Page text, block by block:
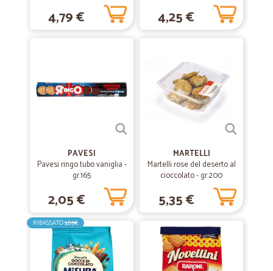
4,79 € 4,25 €
PAVESI
Pavesi ringo tubo vaniglia -
gr.165
2,05 €
MARTELLI
Martelli rose del deserto al
cioccolato - gr.200
5,35 €
RIBASSATO3,85€